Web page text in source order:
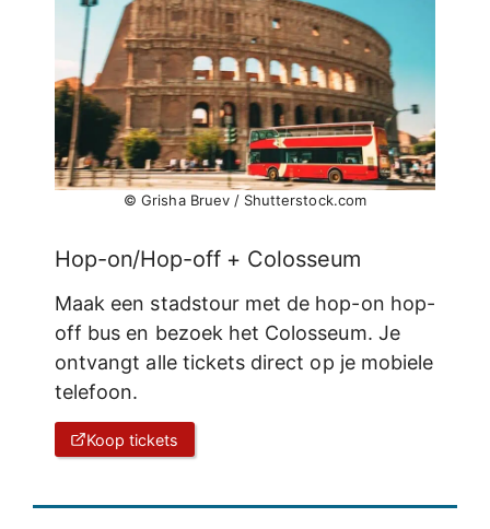
© Grisha Bruev / Shutterstock.com
Hop-on/Hop-off + Colosseum
Maak een stadstour met de hop-on hop-
off bus en bezoek het Colosseum. Je
ontvangt alle tickets direct op je mobiele
telefoon.
Koop tickets